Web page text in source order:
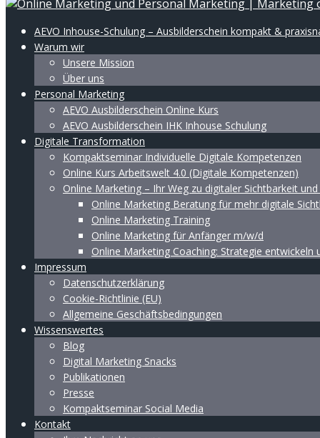
AEVO Inhouse-Schulung – Ausbilderschein kompakt &
Warum wir
Unsere Mission
Über uns
Personal Marketing
AEVO Ausbilderschein Online Kurs
AEVO Ausbilderschein IHK Inhouse Schulung
Digitale Transformation
Kompaktseminar Individuelle Digitale Kompetenzen
Online Kurs Arbeitswelt 4.0 (Digitale Kompetenzen)
Online Marketing – Ihr Weg zu digitaler Sichtbarkeit
Online Marketing Beratung für mehr digitale
Online Marketing Training
Online Marketing für Anfänger m/w/d
Online Marketing Coaching: Strategie entwickeln
Impressum
Datenschutzerklärung
Cookie-Richtlinie (EU)
Allgemeine Geschäftsbedingungen
Wissenswertes
Blog
Digital Marketing Snacks
Publikationen
Presse
Kompaktseminar Social Media
Kontakt